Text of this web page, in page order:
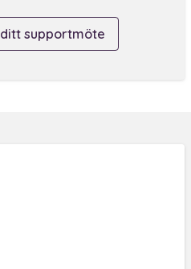
supportmöte